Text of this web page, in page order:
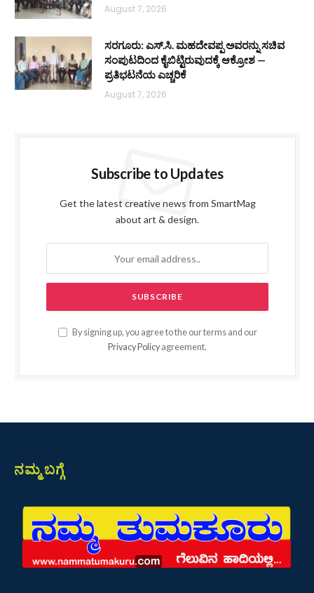
August 7, 2026
ಸರಗೂರು: ಎಸ್.ಸಿ. ಮಹದೇವಪ್ಪ ಅವರನ್ನು ಸಚಿವ
ಸಂಪುಟದಿಂದ ಕೈಬಿಟ್ಟಿರುವುದಕ್ಕೆ ಆಕ್ರೋಶ —
ಪ್ರತಿಭಟನೆಯ ಎಚ್ಚರಿಕೆ
August 7, 2026
Subscribe to Updates
Get the latest creative news from SmartMag
about art & design.
By signing up, you agree to the our terms and our
Privacy Policy agreement.
ನಮ್ಮ ಬಗ್ಗೆ